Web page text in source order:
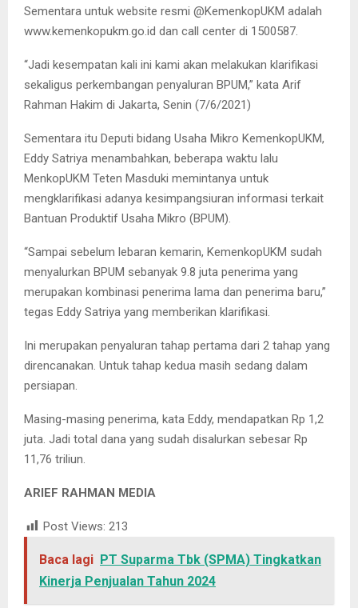
Sementara untuk website resmi @KemenkopUKM adalah
www.kemenkopukm.go.id dan call center di 1500587.
“Jadi kesempatan kali ini kami akan melakukan klarifikasi
sekaligus perkembangan penyaluran BPUM,” kata Arif
Rahman Hakim di Jakarta, Senin (7/6/2021)
Sementara itu Deputi bidang Usaha Mikro KemenkopUKM,
Eddy Satriya menambahkan, beberapa waktu lalu
MenkopUKM Teten Masduki memintanya untuk
mengklarifikasi adanya kesimpangsiuran informasi terkait
Bantuan Produktif Usaha Mikro (BPUM).
“Sampai sebelum lebaran kemarin, KemenkopUKM sudah
menyalurkan BPUM sebanyak 9.8 juta penerima yang
merupakan kombinasi penerima lama dan penerima baru,”
tegas Eddy Satriya yang memberikan klarifikasi.
Ini merupakan penyaluran tahap pertama dari 2 tahap yang
direncanakan. Untuk tahap kedua masih sedang dalam
persiapan.
Masing-masing penerima, kata Eddy, mendapatkan Rp 1,2
juta. Jadi total dana yang sudah disalurkan sebesar Rp
11,76 triliun.
ARIEF RAHMAN MEDIA
Post Views: 213
Baca lagi PT Suparma Tbk (SPMA) Tingkatkan
Kinerja Penjualan Tahun 2024